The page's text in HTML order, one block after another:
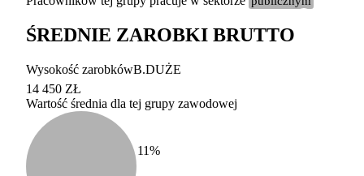
Etykieta
duży
100-200 tysięcy
ŚREDNIE ZAROBKI BRUTTO
Wysokość zarobkówB.DUŻE
14 450 ZŁ
Wartość średnia dla tej grupy zawodowej
11%